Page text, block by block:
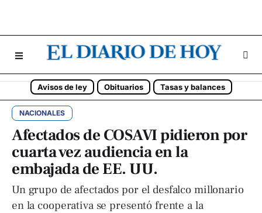
Avisos de ley Obituarios Tasas y balances
NACIONALES
Afectados de COSAVI pidieron por
cuarta vez audiencia en la
embajada de EE. UU.
Un grupo de afectados por el desfalco millonario
en la cooperativa se presentó frente a la